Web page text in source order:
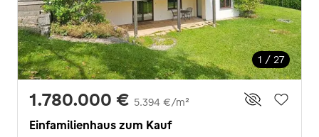
1 / 27
1.780.000 € 5.394 €/m²
Einfamilienhaus zum Kauf